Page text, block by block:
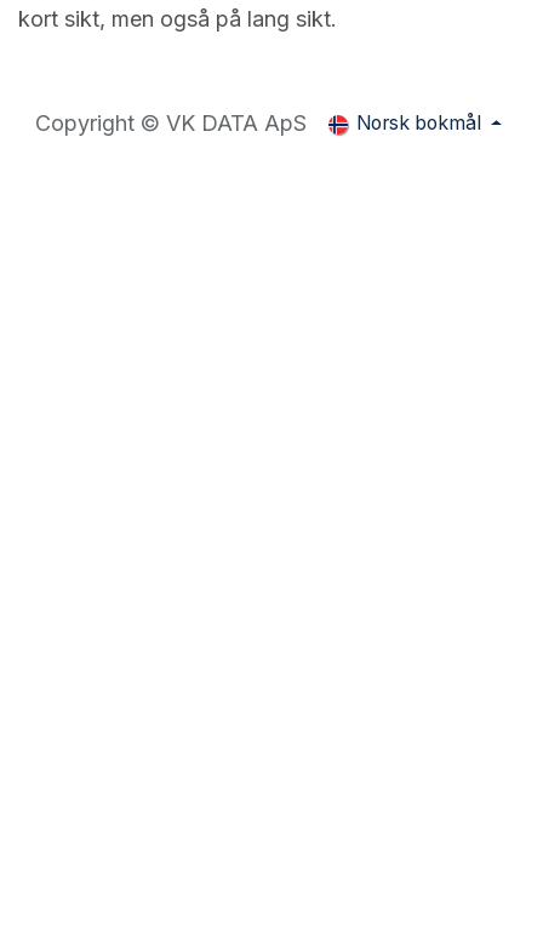
kort sikt, men også på lang sikt.
Copyright © VK DATA ApS Norsk bokmål